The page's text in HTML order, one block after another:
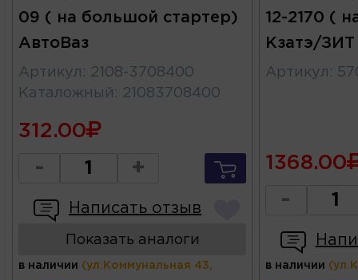
09 ( на большой стартер)
АвтоВаз
Артикул : 2108-3708400
Каталожный : 21083708400
312.00
- +
Написать отзыв
Показать аналоги
в наличии (ул.Коммунальная 43,
12-2170 (
Кзатэ/ЗИТ
Артикул :
1368.00
-
в наличии